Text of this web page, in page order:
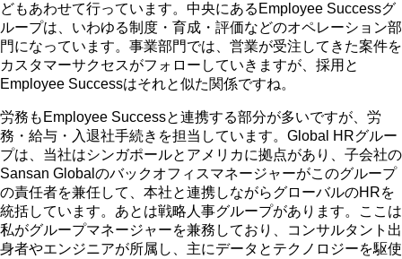
どもあわせて行っています。中央にあるEmployee Successグ
ループは、いわゆる制度・育成・評価などのオペレーション部
門になっています。事業部門では、営業が受注してきた案件を
カスタマーサクセスがフォローしていきますが、採用と
Employee Successはそれと似た関係ですね。
労務もEmployee Successと連携する部分が多いですが、労
務・給与・入退社手続きを担当しています。Global HRグルー
プは、当社はシンガポールとアメリカに拠点があり、子会社の
Sansan Globalのバックオフィスマネージャーがこのグループ
の責任者を兼任して、本社と連携しながらグローバルのHRを
統括しています。あとは戦略人事グループがあります。ここは
私がグループマネージャーを兼務しており、コンサルタント出
身者やエンジニアが所属し、主にデータとテクノロジーを駆使